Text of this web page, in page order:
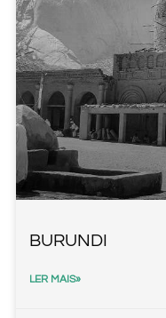
BURUNDI
LER MAIS»